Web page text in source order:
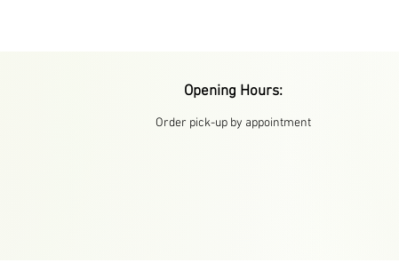
Opening Hours:
Order pick-up by appointment